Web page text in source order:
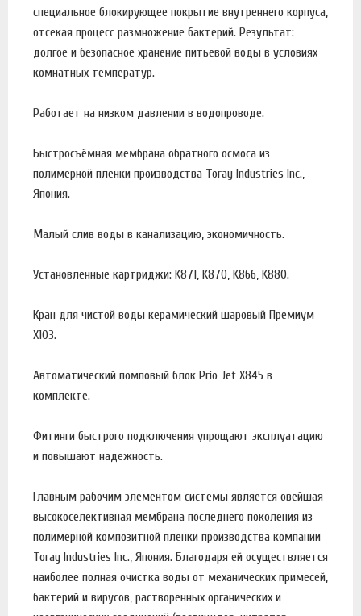
специальное блокирующее покрытие внутреннего корпуса,
отсекая процесс размножение бактерий. Результат:
долгое и безопасное хранение питьевой воды в условиях
комнатных температур.
Работает на низком давлении в водопроводе.
Быстросъёмная мембрана обратного осмоса из
полимерной пленки производства Toray Industries Inc.,
Япония.
Малый слив воды в канализацию, экономичность.
Установленные картриджи: K871, K870, K866, K880.
Кран для чистой воды керамический шаровый Премиум
X103.
Автоматический помповый блок Prio Jet X845 в
комплекте.
Фитинги быстрого подключения упрощают эксплуатацию
и повышают надежность.
Главным рабочим элементом системы является овейшая
высокоселективная мембрана последнего поколения из
полимерной композитной пленки производства компании
Toray Industries Inc., Япония. Благодаря ей осуществляется
наиболее полная очистка воды от механических примесей,
бактерий и вирусов, растворенных органических и